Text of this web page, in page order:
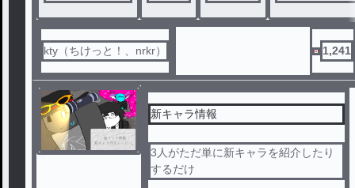
kty（ちけっと！、nrkr） 1,241
新キャラ情報
3人がただ単に新キャラを紹介したり
するだけ